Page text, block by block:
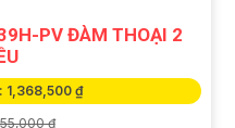
PV ĐÀM THOẠI 2
1,368,500 ₫
₫